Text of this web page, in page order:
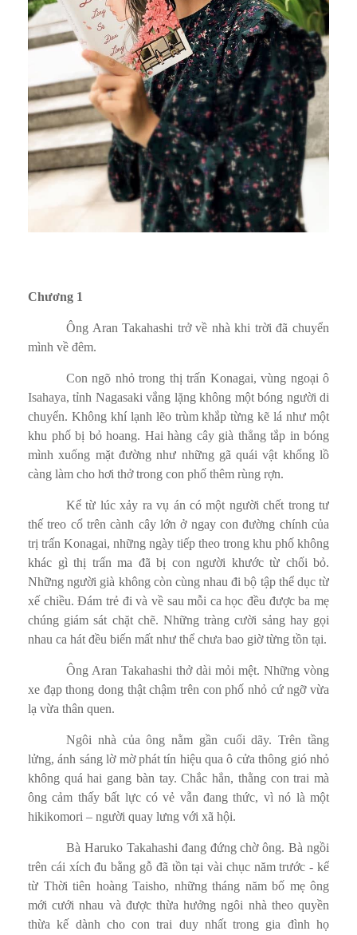
Chương 1
Ông Aran Takahashi trở về nhà khi trời đã chuyển
mình về đêm.
Con ngõ nhỏ trong thị trấn Konagai, vùng ngoại ô
Isahaya, tỉnh Nagasaki vắng lặng không một bóng người di
chuyển. Không khí lạnh lẽo trùm khắp từng kẽ lá như một
khu phố bị bỏ hoang. Hai hàng cây già thẳng tắp in bóng
mình xuống mặt đường như những gã quái vật khổng lồ
càng làm cho hơi thở trong con phố thêm rùng rợn.
Kể từ lúc xảy ra vụ án có một người chết trong tư
thế treo cổ trên cành cây lớn ở ngay con đường chính của
trị trấn Konagai, những ngày tiếp theo trong khu phố không
khác gì thị trấn ma đã bị con người khước từ chối bỏ.
Những người già không còn cùng nhau đi bộ tập thể dục từ
xế chiều. Đám trẻ đi và về sau mỗi ca học đều được ba mẹ
chúng giám sát chặt chẽ. Những tràng cười sảng hay gọi
nhau ca hát đều biến mất như thể chưa bao giờ từng tồn tại.
Ông Aran Takahashi thở dài mỏi mệt. Những vòng
xe đạp thong dong thật chậm trên con phố nhỏ cứ ngỡ vừa
lạ vừa thân quen.
Ngôi nhà của ông nằm gần cuối dãy. Trên tầng
lửng, ánh sáng lờ mờ phát tín hiệu qua ô cửa thông gió nhỏ
không quá hai gang bàn tay. Chắc hẳn, thằng con trai mà
ông cảm thấy bất lực có vẻ vẫn đang thức, vì nó là một
hikikomori – người quay lưng với xã hội.
Bà Haruko Takahashi đang đứng chờ ông. Bà ngồi
trên cái xích đu bằng gỗ đã tồn tại vài chục năm trước - kể
từ Thời tiên hoàng Taisho, những tháng năm bố mẹ ông
mới cưới nhau và được thừa hưởng ngôi nhà theo quyền
thừa kế dành cho con trai duy nhất trong gia đình họ